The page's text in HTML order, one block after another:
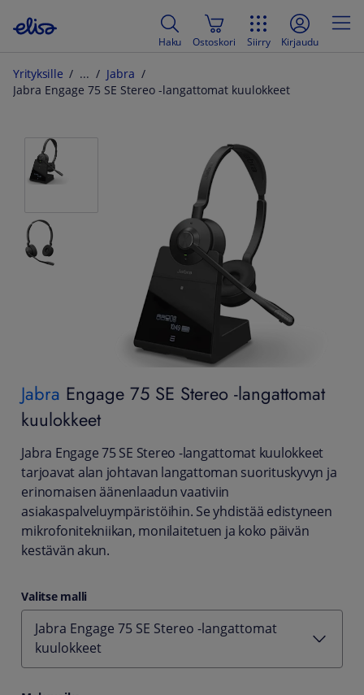
Haku Ostoskori Siirry Kirjaudu
Yrityksille
Jabra
Jabra Engage 75 SE Stereo -langattomat kuulokkeet
Jabra Engage 75 SE Stereo -langattomat
kuulokkeet
Jabra Engage 75 SE Stereo -langattomat kuulokkeet
tarjoavat alan johtavan langattoman suorituskyvyn ja
erinomaisen äänenlaadun vaativiin
asiakaspalveluympäristöihin. Se yhdistää edistyneen
mikrofonitekniikan, monilaitetuen ja koko päivän
kestävän akun.
Valitse malli
Jabra Engage 75 SE Stereo -langattomat
kuulokkeet